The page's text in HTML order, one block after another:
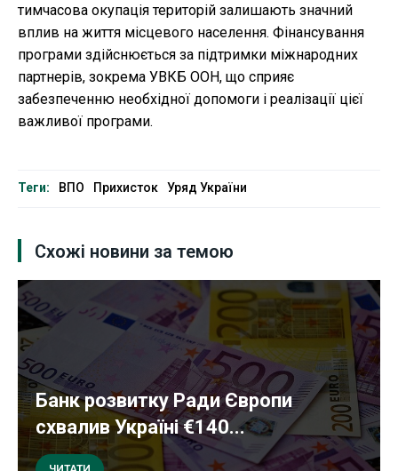
тимчасова окупація територій залишають значний
вплив на життя місцевого населення. Фінансування
програми здійснюється за підтримки міжнародних
партнерів, зокрема УВКБ ООН, що сприяє
забезпеченню необхідної допомоги і реалізації цієї
важливої програми.
Теги: ВПО Прихисток Уряд України
Схожі новини за темою
Банк розвитку Ради Європи
схвалив Україні €140...